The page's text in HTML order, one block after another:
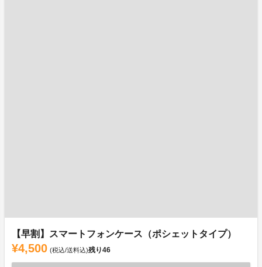
【早割】スマートフォンケース（ポシェットタイプ）
¥4,500 (税込/送料込)残り46